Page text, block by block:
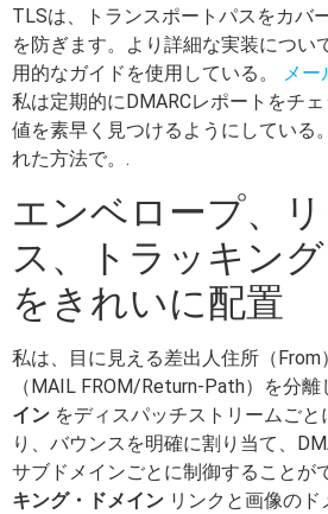
TLSは、トランスポートパスをカバ
を防ぎます。より詳細な実装につい
用的なガイドを使用している。
メー
私は定期的にDMARCレポートをチ
値を素早く見つけるようにしている。
れた方法で。.
エンベロープ、
ス、トラッキン
をきれいに配置
私は、目に見える差出人住所（From
（MAIL FROM/Return-Path）を分
イン をディスパッチストリームごと
り、バウンスを明確に割り当て、
サブドメインごとに制御することが
キング・ドメイン リンクと画像のド